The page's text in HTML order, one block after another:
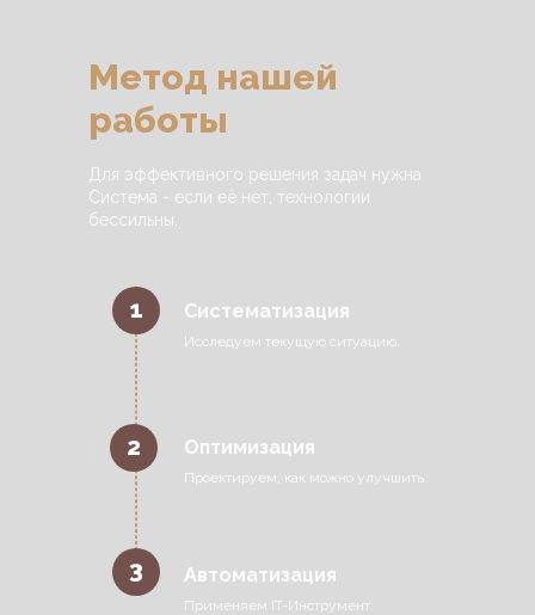
Метод нашей
работы
Для эффективного решения задач нужна
Система - если её нет, технологии
бессильны.
Оптимизация
Автоматизация
Систематизация
Исследуем текущую ситуацию.
Проектируем, как можно улучшить.
Применяем IT-Инструмент.
1
2
3